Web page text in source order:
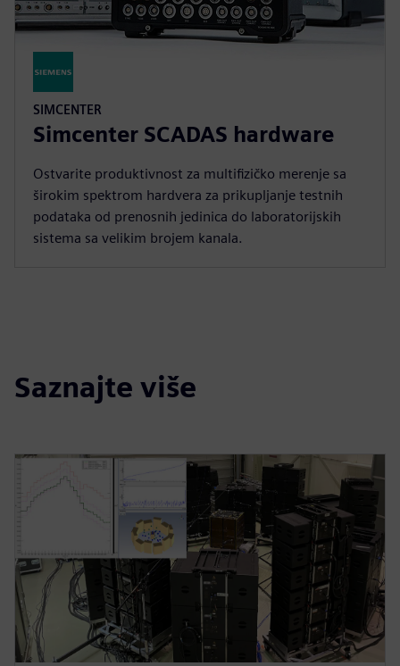
SIMCENTER
Simcenter SCADAS hardware
Ostvarite produktivnost za multifizičko merenje sa
širokim spektrom hardvera za prikupljanje testnih
podataka od prenosnih jedinica do laboratorijskih
sistema sa velikim brojem kanala.
Saznajte više